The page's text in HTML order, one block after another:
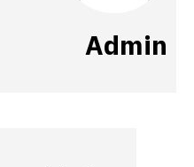
Admin